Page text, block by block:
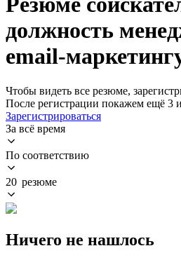
должность
email-
Чтобы видеть все резюме,
После регистрации покажем ещё 3
Зарегистрироваться
За всё время
По соответствию
20 резюме
Ничего не нашлось